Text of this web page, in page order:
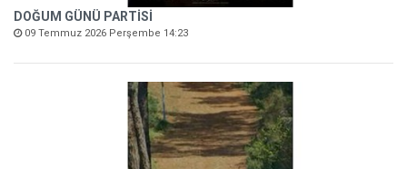
DOĞUM GÜNÜ PARTİSİ
09 Temmuz 2026 Perşembe 14:23